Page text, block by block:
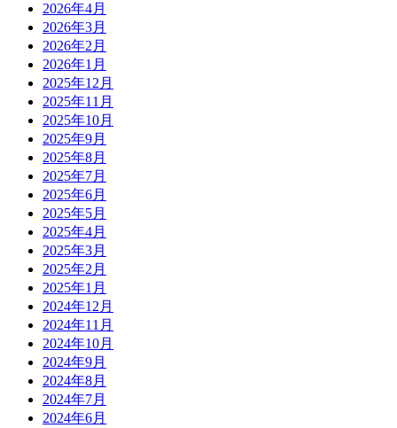
2026年4月
2026年3月
2026年2月
2026年1月
2025年12月
2025年11月
2025年10月
2025年9月
2025年8月
2025年7月
2025年6月
2025年5月
2025年4月
2025年3月
2025年2月
2025年1月
2024年12月
2024年11月
2024年10月
2024年9月
2024年8月
2024年7月
2024年6月